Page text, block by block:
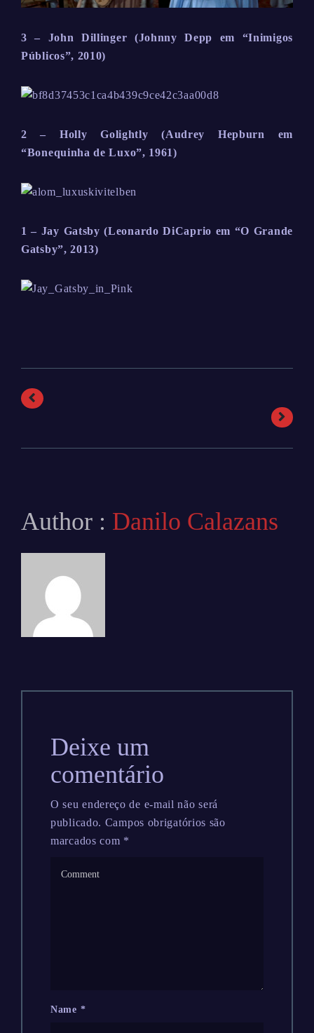
3 – John Dillinger (Johnny Depp em “Inimigos
Públicos”, 2010)
2 – Holly Golightly (Audrey Hepburn em
“Bonequinha de Luxo”, 1961)
1 – Jay Gatsby (Leonardo DiCaprio em “O Grande
Gatsby”, 2013)
Author : Danilo Calazans
Deixe um
comentário
O seu endereço de e-mail não será
publicado. Campos obrigatórios são
marcados com *
Name *